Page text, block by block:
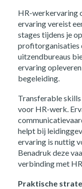
HR-werkervaring
ervaring vereist
stages tijdens je
profitorganisaties
uitzendbureaus
ervaring
begeleiding.
Transferable
voor HR-werk.
helpt bij
ervaring is nuttig
Benadruk deze
verbinding met
Praktische